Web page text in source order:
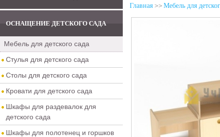
ОСНАЩЕНИЕ ДЕТСКОГО САДА
Мебель для детского сада
Стулья для детского сада
Столы для детского сада
Кровати для детского сада
Шкафы для раздевалок для
детского сада
Шкафы для полотенец и горшков
Главная Мебель для